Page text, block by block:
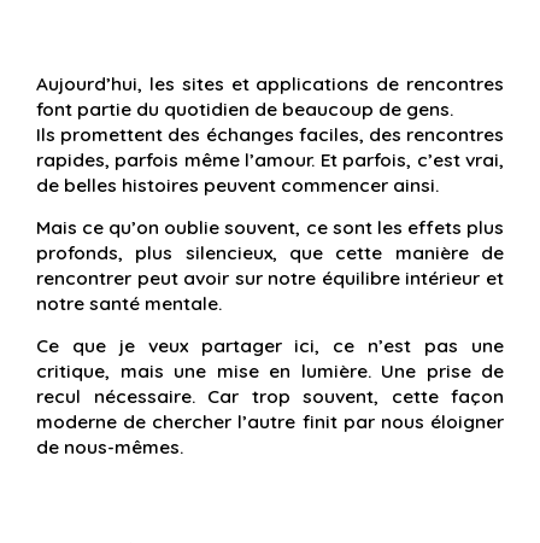
Aujourd’hui, les sites et applications de rencontres
font partie du quotidien de beaucoup de gens.
Ils promettent des échanges faciles, des rencontres
rapides, parfois même l’amour. Et parfois, c’est vrai,
de belles histoires peuvent commencer ainsi.
Mais ce qu’on oublie souvent, ce sont les effets plus
profonds, plus silencieux, que cette manière de
rencontrer peut avoir sur notre équilibre intérieur et
notre santé mentale.
Ce que je veux partager ici, ce n’est pas une
critique, mais une mise en lumière. Une prise de
recul nécessaire. Car trop souvent, cette façon
moderne de chercher l’autre finit par nous éloigner
de nous-mêmes.